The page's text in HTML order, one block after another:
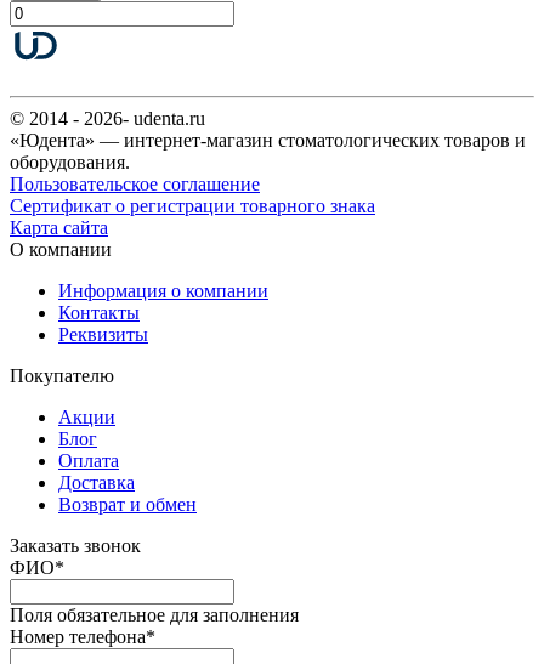
© 2014 - 2026- udenta.ru
«Юдента» — интернет-магазин стоматологических товаров и
оборудования.
Пользовательское соглашение
Сертификат о регистрации товарного знака
Карта сайта
О компании
Информация о компании
Контакты
Реквизиты
Покупателю
Акции
Блог
Оплата
Доставка
Возврат и обмен
Заказать звонок
ФИО*
Поля обязательное для заполнения
Номер телефона*